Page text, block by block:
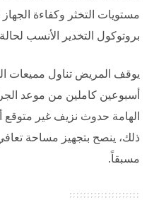
مستويات التخثر وكفاءة
بروتوكول التخدير الأنسب
يوقف المريض تناول مميعات
أسبوعين كاملين من موعد
الهامة حدوث نزيف غير متوقع
ذلك، ينصح بتجهيز مساحة
مسبقاً.